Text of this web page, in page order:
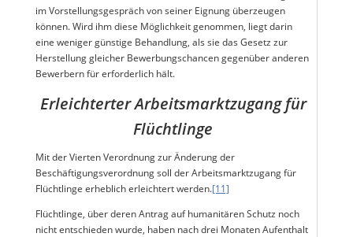
im Vorstellungsgespräch von seiner Eignung überzeugen
können. Wird ihm diese Möglichkeit genommen, liegt darin
eine weniger günstige Behandlung, als sie das Gesetz zur
Herstellung gleicher Bewerbungschancen gegenüber anderen
Bewerbern für erforderlich hält.
Erleichterter Arbeitsmarktzugang für
Flüchtlinge
Mit der Vierten Verordnung zur Änderung der
Beschäftigungsverordnung soll der Arbeitsmarktzugang für
Flüchtlinge erheblich erleichtert werden.[11]
Flüchtlinge, über deren Antrag auf humanitären Schutz noch
nicht entschieden wurde, haben nach drei Monaten Aufenthalt